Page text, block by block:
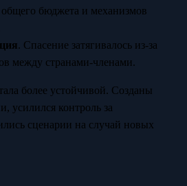
бюджета и механизмов
. Спасение затягивалось из-за
между странами-членами.
более устойчивой. Созданы
усилился контроль за
сценарии на случай новых